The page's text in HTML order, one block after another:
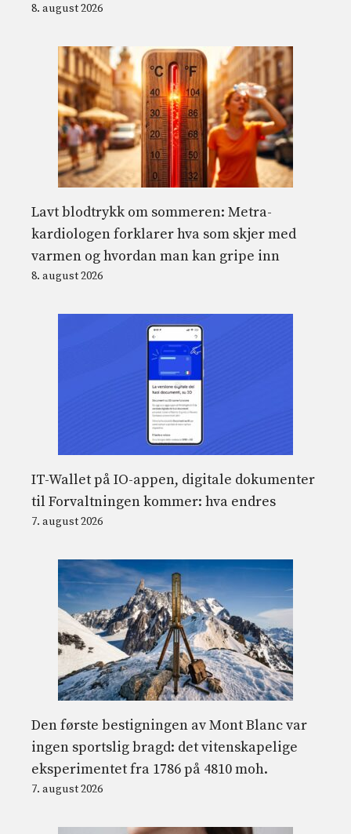
8. august 2026
Lavt blodtrykk om sommeren: Metra-
kardiologen forklarer hva som skjer med
varmen og hvordan man kan gripe inn
8. august 2026
IT-Wallet på IO-appen, digitale dokumenter
til Forvaltningen kommer: hva endres
7. august 2026
Den første bestigningen av Mont Blanc var
ingen sportslig bragd: det vitenskapelige
eksperimentet fra 1786 på 4810 moh.
7. august 2026